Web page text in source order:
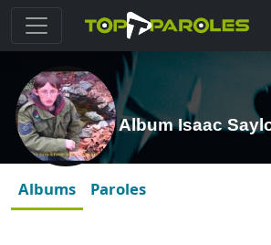
Album Isaac
Albums Paroles